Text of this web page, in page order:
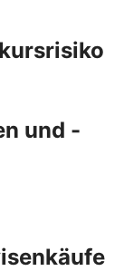
und -